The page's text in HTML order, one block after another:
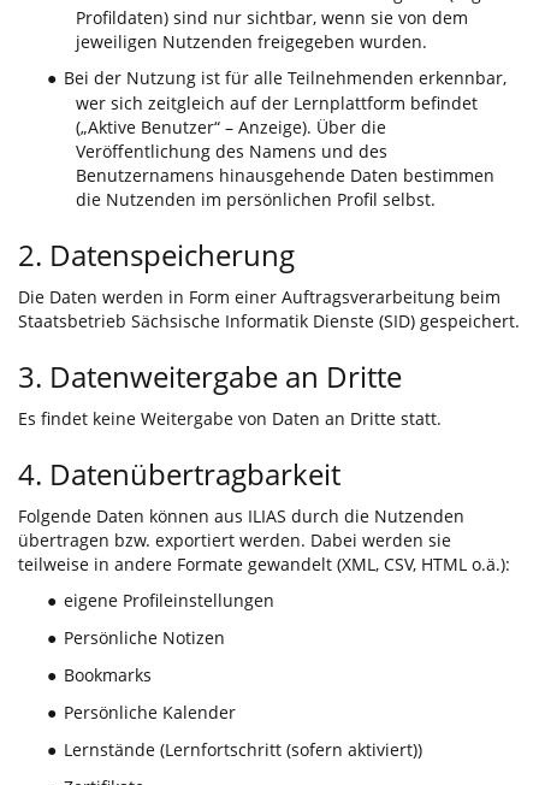
Profildaten) sind nur sichtbar, wenn sie von dem
jeweiligen Nutzenden freigegeben wurden.
● Bei der Nutzung ist für alle Teilnehmenden erkennbar,
wer sich zeitgleich auf der Lernplattform befindet
(„Aktive Benutzer“ – Anzeige). Über die
Veröffentlichung des Namens und des
Benutzernamens hinausgehende Daten bestimmen
die Nutzenden im persönlichen Profil selbst.
2. Datenspeicherung
Die Daten werden in Form einer Auftragsverarbeitung beim
Staatsbetrieb Sächsische Informatik Dienste (SID) gespeichert.
3. Datenweitergabe an Dritte
Es findet keine Weitergabe von Daten an Dritte statt.
4. Datenübertragbarkeit
Folgende Daten können aus ILIAS durch die Nutzenden
übertragen bzw. exportiert werden. Dabei werden sie
teilweise in andere Formate gewandelt (XML, CSV, HTML o.ä.):
● eigene Profileinstellungen
● Persönliche Notizen
● Bookmarks
● Persönliche Kalender
● Lernstände (Lernfortschritt (sofern aktiviert))